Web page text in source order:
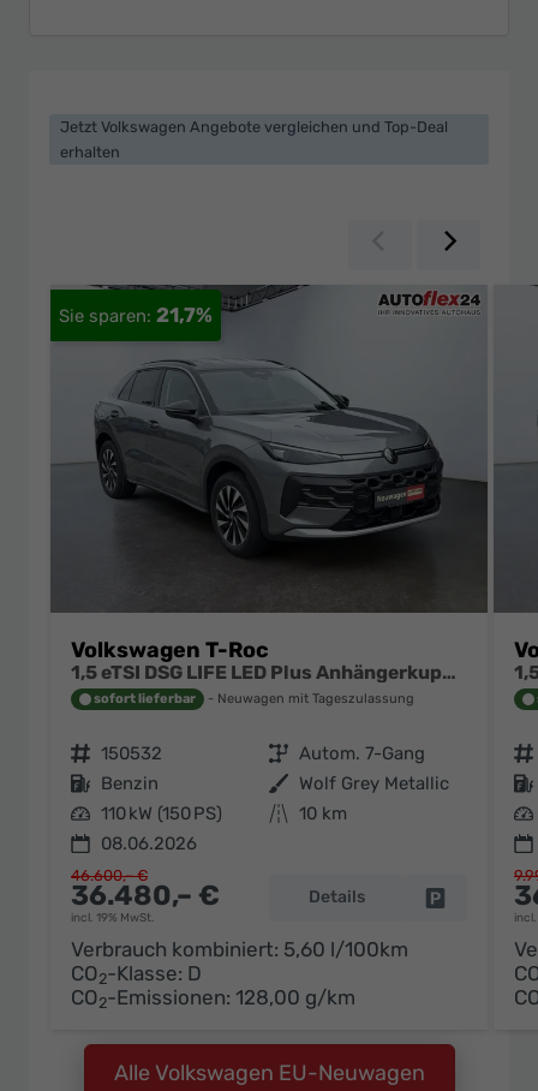
Jetzt Volkswagen Angebote vergleichen und Top-Deal
erhalten
Zurück
21,7%
Volkswagen T-Roc
1,5 eTSI DSG LIFE LED Plus Anhängerkupplung Navigation Digital Pro Sitzheizung beheiztes Lenkrad 17 Zoll Alu 5J Garantie
sofort lieferbar Neuwagen mit Tageszulassung
Fahrzeugnr. 150532 Getriebe Autom. 7-Gang
Kraftstoff Benzin Außenfarbe Wolf Grey Metallic
Leistung 110 kW (150 PS) Kilometerstand 10 km
08.06.2026
36.480,– €
incl. 19% MwSt.
46.600,– €
Details Fahrzeug
Verbrauch kombiniert: 5,60 l/100km
CO2-Klasse: D
CO2-Emissionen: 128,00 g/km
Fahrzeugnr.
Kraftstoff
Leistung
Alle Volkswagen EU-Neuwagen